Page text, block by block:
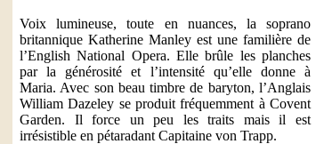
Voix lumineuse, toute en nuances, la soprano
britannique Katherine Manley est une familière de
l’English National Opera. Elle brûle les planches
par la générosité et l’intensité qu’elle donne à
Maria. Avec son beau timbre de baryton, l’Anglais
William Dazeley se produit fréquemment à Covent
Garden. Il force un peu les traits mais il est
irrésistible en pétaradant Capitaine von Trapp.